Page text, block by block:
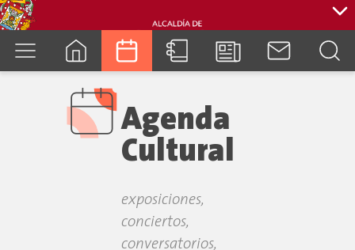
Agenda
Cultural
exposiciones,
conciertos,
conversatorios,